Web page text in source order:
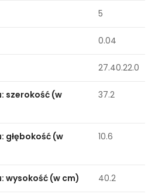
5
0.04
27.40.22.0
szerokość (w
37.2
głębokość (w
10.6
wysokość (w cm) 40.2